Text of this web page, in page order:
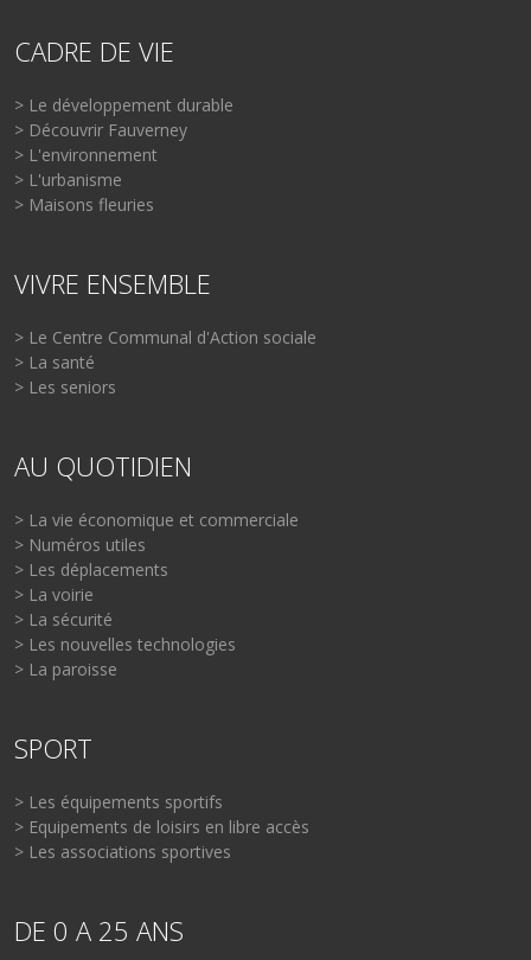
CADRE DE VIE
> Le développement durable
> Découvrir Fauverney
> L'environnement
> L'urbanisme
> Maisons fleuries
VIVRE ENSEMBLE
> Le Centre Communal d'Action sociale
> La santé
> Les seniors
AU QUOTIDIEN
> La vie économique et commerciale
> Numéros utiles
> Les déplacements
> La voirie
> La sécurité
> Les nouvelles technologies
> La paroisse
SPORT
> Les équipements sportifs
> Equipements de loisirs en libre accès
> Les associations sportives
DE 0 A 25 ANS